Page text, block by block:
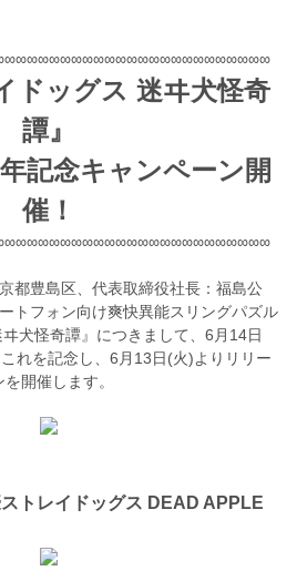
ドッグス 迷ヰ犬怪奇
譚』
記念キャンペーン開
催！
都豊島区、代表取締役社長：福島公
トフォン向け爽快異能スリングパズル
ヰ犬怪奇譚』につきまして、6月14日
れを記念し、6月13日(火)よりリリー
開催します。
トレイドッグス DEAD APPLE